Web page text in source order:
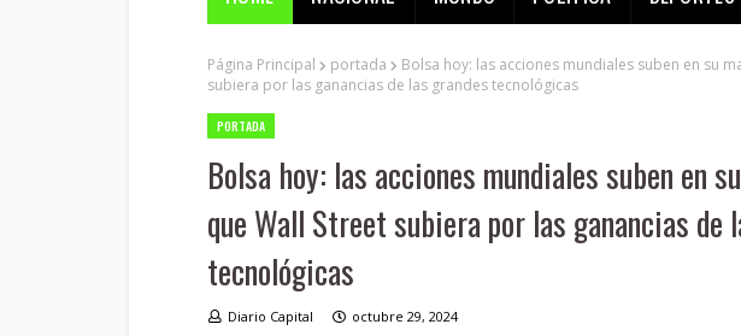
Página Principal portada
Bolsa hoy: las acciones mundiales suben en su
subiera por las ganancias de las grandes tecnológicas
PORTADA
Bolsa hoy: las acciones mundiales suben en
que Wall Street subiera por las ganancias de
tecnológicas
Diario Capital octubre 29, 2024